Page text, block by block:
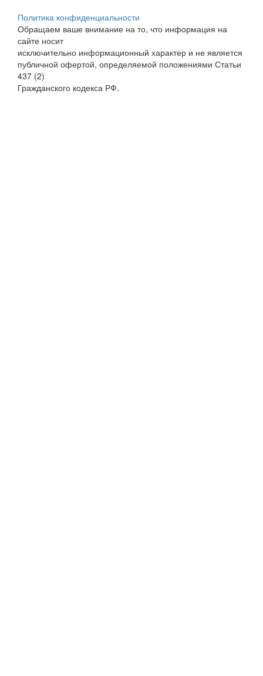
Политика конфиденциальности
Обращаем ваше внимание на то, что информация на
сайте носит
исключительно информационный характер и не является
публичной офертой, определяемой положениями Статьи
437 (2)
Гражданского кодекса РФ.